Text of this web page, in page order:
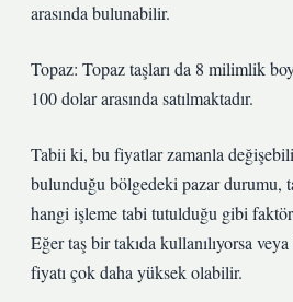
arasında bulunabilir.
Topaz: Topaz taşları da 8 milimlik
100 dolar arasında satılmaktadır.
Tabii ki, bu fiyatlar zamanla
bulunduğu bölgedeki pazar durumu,
hangi işleme tabi tutulduğu gibi
Eğer taş bir takıda kullanılıyorsa
fiyatı çok daha yüksek olabilir.